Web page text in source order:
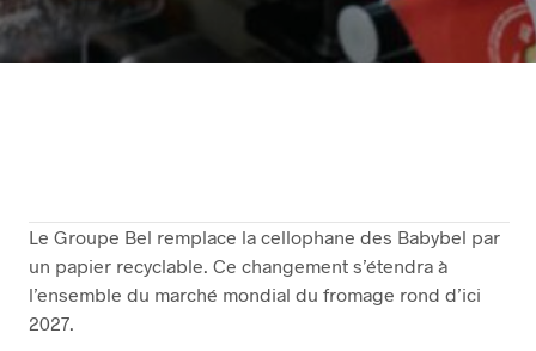
Le Groupe Bel remplace la cellophane des Babybel par
un papier recyclable. Ce changement s’étendra à
l’ensemble du marché mondial du fromage rond d’ici
2027.